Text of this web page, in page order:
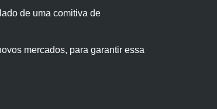
de uma comitiva de
mercados, para garantir essa